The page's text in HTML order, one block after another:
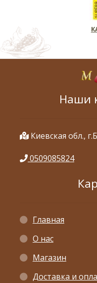
Наши
Киевская обл.,
0509085824
Главная
О нас
Магазин
Доставка и